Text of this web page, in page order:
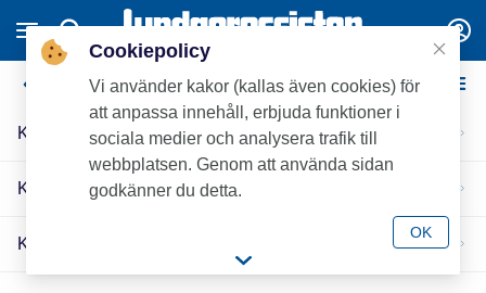
Kompletta takduschar
Kompletta takduschar 160 c/c
Kompletta takduschar 150 c/c
Kompletta takduschar 40 c/c
Cookiepolicy
Vi använder kakor (kallas även cookies) för
att anpassa innehåll, erbjuda funktioner i
sociala medier och analysera trafik till
webbplatsen. Genom att använda sidan
godkänner du detta.
OK